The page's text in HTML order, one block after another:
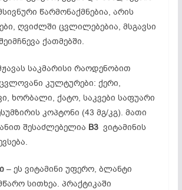
წარმონაქმნებია, არის
ღვიძლში ცვლილებებია, მსგავსი
ქათმებში.
საკმარისი რაოდენობით
კულტურები: ქერი,
ხორბალი, ქატო, საკვები საფუარი
კოპტონი (43 მგ/კგ). მათი
შესაძლებელია B3ვიტამინის
– ეს ვიტამინი უფერო, ბლანტი
სითხეა. პრაქტიკაში